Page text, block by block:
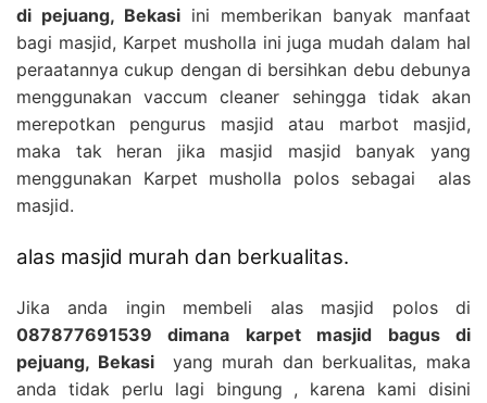
di pejuang, Bekasi ini memberikan banyak manfaat
bagi masjid, Karpet musholla ini juga mudah dalam hal
peraatannya cukup dengan di bersihkan debu debunya
menggunakan vaccum cleaner sehingga tidak akan
merepotkan pengurus masjid atau marbot masjid,
maka tak heran jika masjid masjid banyak yang
menggunakan Karpet musholla polos sebagai alas
masjid.
alas masjid murah dan berkualitas.
Jika anda ingin membeli alas masjid polos di
087877691539 dimana karpet masjid bagus di
pejuang, Bekasiyang murah dan berkualitas, maka
anda tidak perlu lagi bingung , karena kami disini